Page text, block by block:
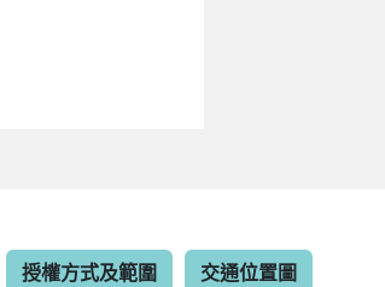
授權方式及範圍 交通位置圖